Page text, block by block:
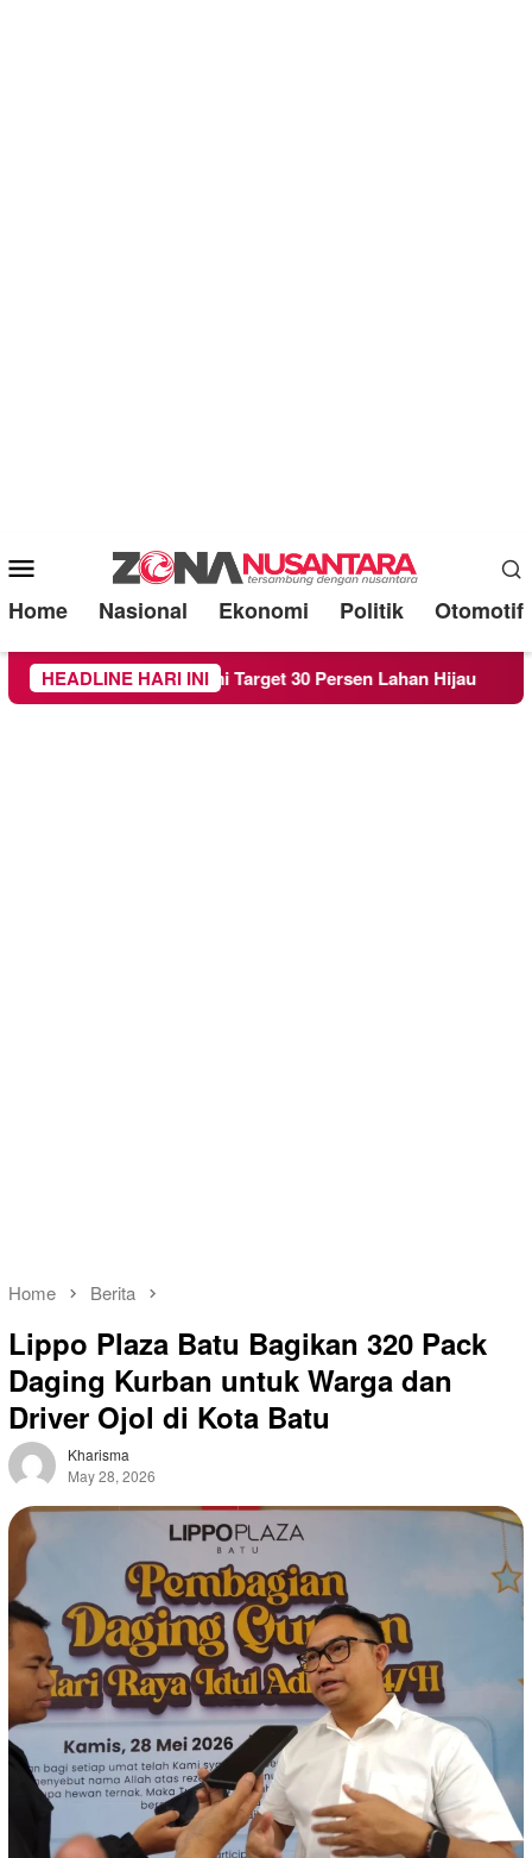
Mobile
Menu
Home Nasional Ekonomi Politik Otomotif
HEADLINE HARI INI
RTH demi Target 30 Persen Lahan Hijau Beredar
Home Berita
Lippo Plaza Batu Bagikan 320 Pack
Daging Kurban untuk Warga dan
Driver Ojol di Kota Batu
Kharisma
May 28, 2026